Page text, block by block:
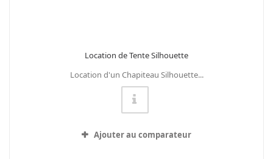
Location de Tente Silhouette
Location d'un Chapiteau Silhouette...
Ajouter au comparateur